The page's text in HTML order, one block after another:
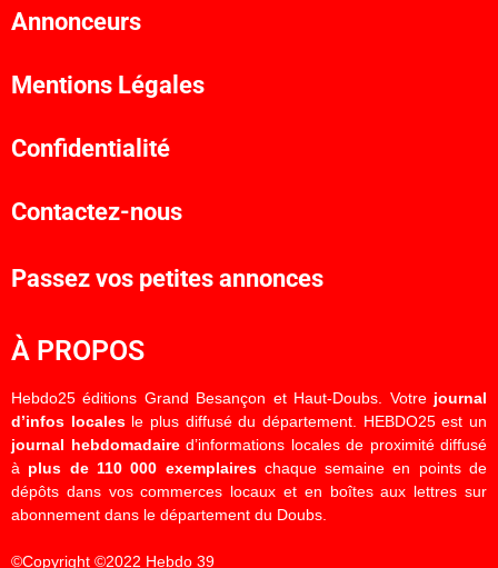
Annonceurs
Mentions Légales
Confidentialité
Contactez-nous
Passez vos petites annonces
À PROPOS
Hebdo25 éditions Grand Besançon et Haut-Doubs. Votre journal
d’infos localesle plus diffusé du département. HEBDO25 est un
journal hebdomadaired’informations locales de proximité diffusé
à plus de 110 000 exemplaireschaque semaine en points de
dépôts dans vos commerces locaux et en boîtes aux lettres sur
abonnement dans le département du Doubs.
©Copyright ©2022 Hebdo 39